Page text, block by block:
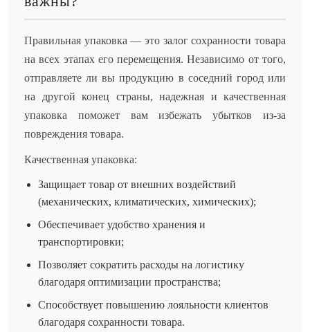
Правильная упаковка — это залог сохранности товара
на всех этапах его перемещения. Независимо от того,
отправляете ли вы продукцию в соседний город или
на другой конец страны, надежная и качественная
упаковка поможет вам избежать убытков из-за
повреждения товара.
Качественная упаковка:
Защищает товар от внешних воздействий
(механических, климатических, химических);
Обеспечивает удобство хранения и
транспортировки;
Позволяет сократить расходы на логистику
благодаря оптимизации пространства;
Способствует повышению лояльности клиентов
благодаря сохранности товара.